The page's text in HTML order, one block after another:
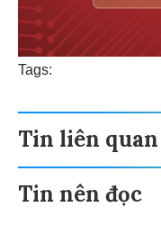
Tags:
Tin liên quan
Tin nên đọc